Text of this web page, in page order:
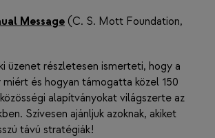
Message (C. S. Mott Foundation,
üzenet részletesen ismerteti, hogy a
és hogyan támogatta közel 150
alapítványokat világszerte az
Szívesen ajánljuk azoknak, akiket
távú stratégiák!